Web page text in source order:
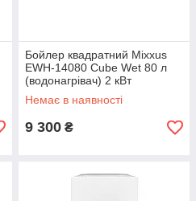
Бойлер квадратний Mixxus
EWH-14080 Cube Wet 80 л
(водонагрівач) 2 кВт
Немає в наявності
9 300 ₴